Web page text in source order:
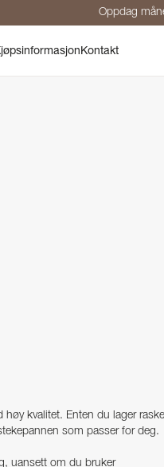
Oppdag
Kontakt
kvalitet. Enten du lager raske
som passer for deg.
uansett om du bruker